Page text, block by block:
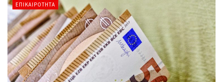
ΕΠΙΚΑΙΡΌΤΗΤΑ